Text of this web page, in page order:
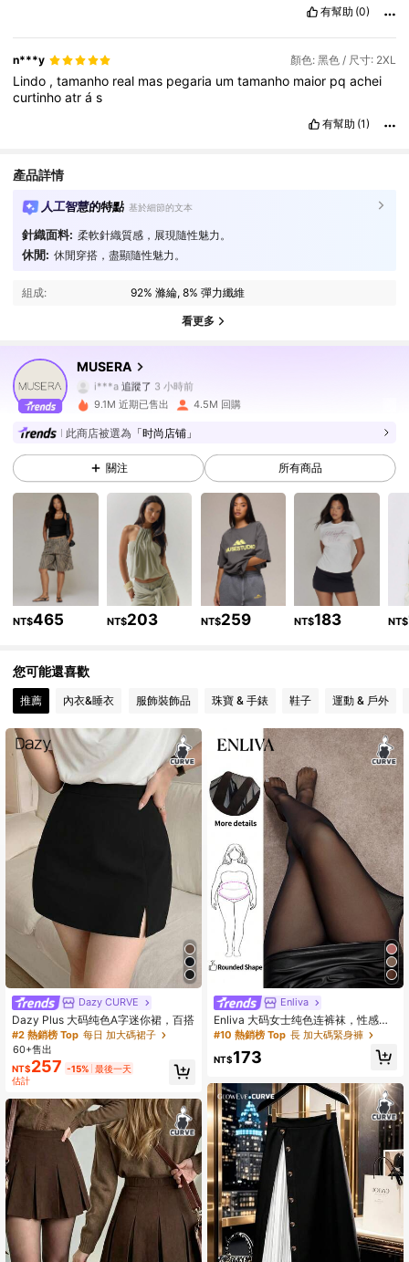
有幫助 (0)
n***y 顏色: 黑色 / 尺寸: 2XL
Lindo ,tamanho real mas pegaria umtamanho maior pqachei
curtinhoatrás
有幫助 (1)
產品詳情
人工智慧的特點 基於細節的文本
針織面料: 柔軟針織質感，展現隨性魅力。
休閒: 休閒穿搭，盡顯隨性魅力。
組成: 92% 滌綸, 8% 彈力纖維
看更多
MUSERA
i***a追蹤了 3 小時前
5***6正在瀏覽
4.85 4.3M 追蹤者
4.3M 追蹤者
4.3M 追蹤者
4.85 4.3M 追蹤者
4.3M 追蹤者
4.3M 追蹤者
4.3M 追蹤者
9.1M 近期已售出 4.5M 回購
此商店被選為 「时尚店铺」
關注 所有商品
NT$465 NT$203 NT$259 NT$183 NT$
您可能還喜歡
推薦 內衣&睡衣 服飾裝飾品 珠寶 & 手錶 鞋子 運動 & 戶外
Dazy CURVE
Dazy Plus 大码纯色A字迷你裙，百搭
#2 熱銷榜 Top 每日 加大碼裙子
60+售出
NT$257 -15% 最後一天
估計
Enliva
Enliva 大码女士纯色连裤袜，性感透
视高弹力紧身裤，适合苹果型和圆润
身材，夏季必备
#10 熱銷榜 Top 長 加大碼緊身褲
NT$173